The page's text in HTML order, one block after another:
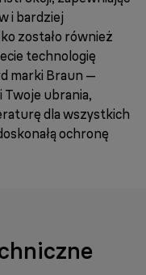
i bardziej
zostało również
technologię
marki Braun —
Twoje ubrania,
dla wszystkich
ochronę